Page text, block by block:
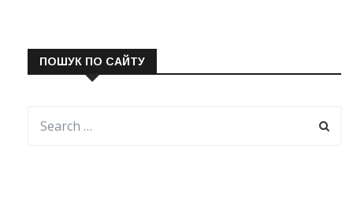
ПОШУК ПО САЙТУ